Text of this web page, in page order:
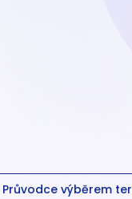
Průvodce výběrem